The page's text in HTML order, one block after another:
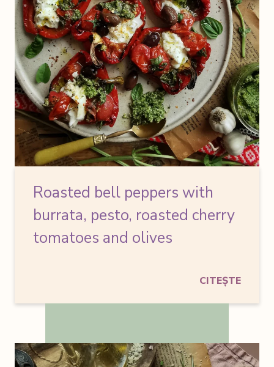
Roasted bell peppers with
burrata, pesto, roasted cherry
tomatoes and olives
CITEȘTE